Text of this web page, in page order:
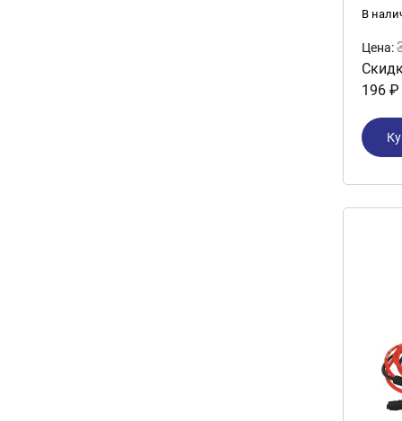
В
Цена:
196 ₽